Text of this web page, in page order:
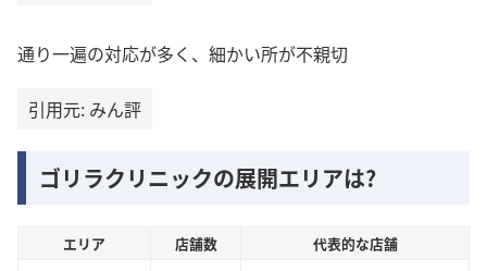
通り一遍の対応が多く、細かい所が不親切
引用元: みん評
ゴリラクリニックの展開エリアは?
エリア 店舗数
代表的な店舗